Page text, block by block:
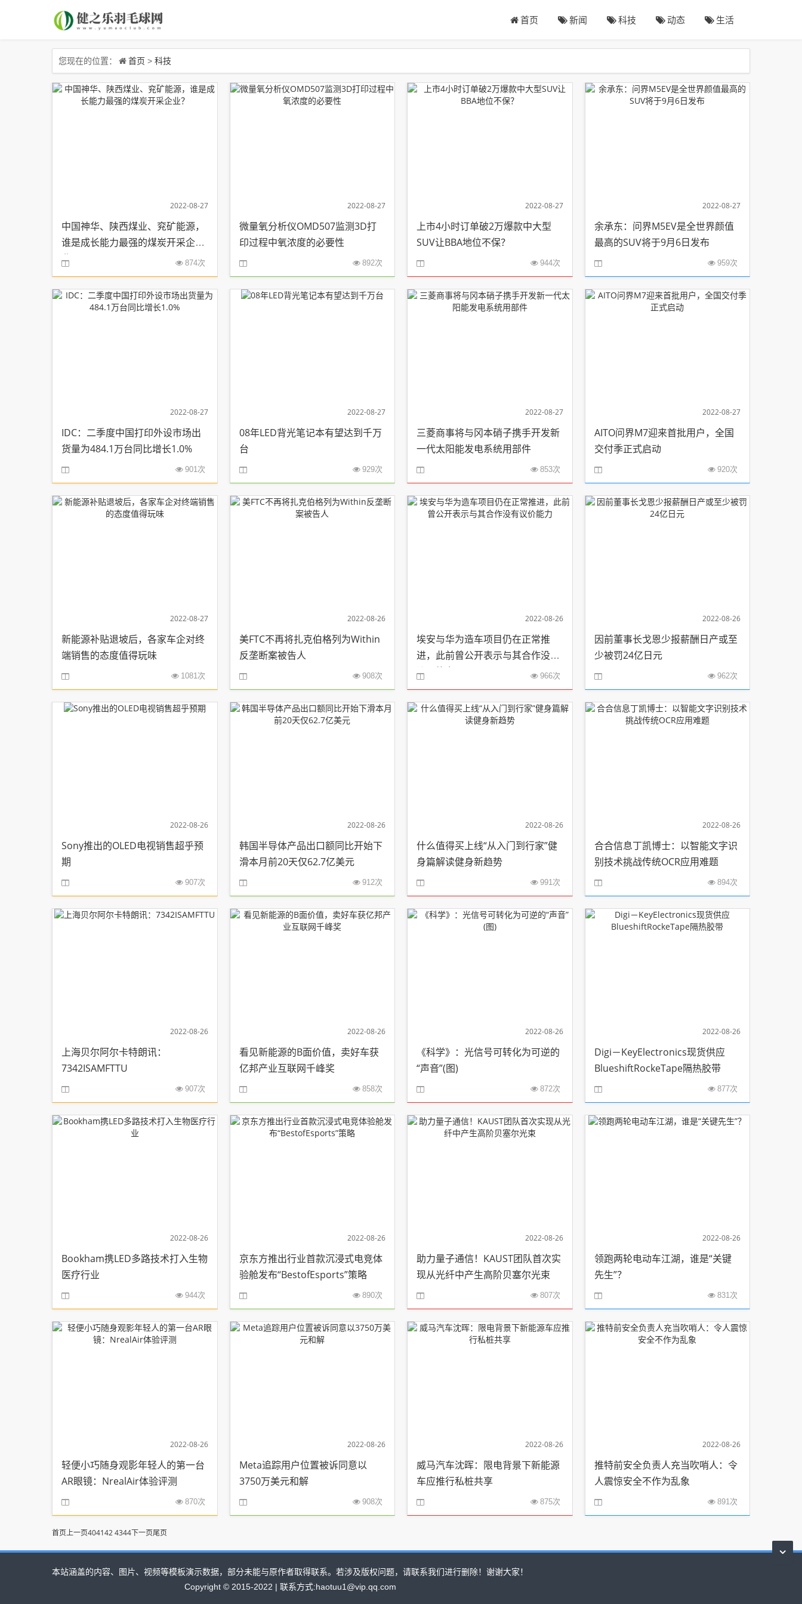
首页 新闻 科技 动态 生活
您现在的位置： 首页 > 科技
2022-08-27
中国神华、陕西煤业、兖矿能源，
谁是成长能力最强的煤炭开采企
业？
874次
2022-08-27
微量氧分析仪OMD507监测3D打
印过程中氧浓度的必要性
892次
2022-08-27
上市4小时订单破2万爆款中大型
SUV让BBA地位不保？
944次
2022-08-27
余承东：问界M5EV是全世界颜值
最高的SUV将于9月6日发布
959次
2022-08-27
IDC：二季度中国打印外设市场出
货量为484.1万台同比增长1.0%
901次
2022-08-27
08年LED背光笔记本有望达到千万
台
929次
2022-08-27
三菱商事将与冈本硝子携手开发新
一代太阳能发电系统用部件
853次
2022-08-27
AITO问界M7迎来首批用户，全国
交付季正式启动
920次
2022-08-27
新能源补贴退坡后，各家车企对终
端销售的态度值得玩味
1081次
2022-08-26
美FTC不再将扎克伯格列为Within
反垄断案被告人
908次
2022-08-26
埃安与华为造车项目仍在正常推
进，此前曾公开表示与其合作没有
议价能力
966次
2022-08-26
因前董事长戈恩少报薪酬日产或至
少被罚24亿日元
962次
2022-08-26
Sony推出的OLED电视销售超乎预
期
907次
2022-08-26
韩国半导体产品出口额同比开始下
滑本月前20天仅62.7亿美元
912次
2022-08-26
什么值得买上线“从入门到行家”健
身篇解读健身新趋势
991次
2022-08-26
合合信息丁凯博士：以智能文字识
别技术挑战传统OCR应用难题
894次
2022-08-26
上海贝尔阿尔卡特朗讯：
7342ISAMFTTU
907次
2022-08-26
看见新能源的B面价值，卖好车获
亿邦产业互联网千峰奖
858次
2022-08-26
《科学》：光信号可转化为可逆的
“声音”(图)
872次
2022-08-26
Digi－KeyElectronics现货供应
BlueshiftRockeTape隔热胶带
877次
2022-08-26
Bookham携LED多路技术打入生物
医疗行业
944次
2022-08-26
京东方推出行业首款沉浸式电竞体
验舱发布“BestofEsports”策略
890次
2022-08-26
助力量子通信！KAUST团队首次实
现从光纤中产生高阶贝塞尔光束
807次
2022-08-26
领跑两轮电动车江湖，谁是“关键
先生”？
831次
2022-08-26
轻便小巧随身观影年轻人的第一台
AR眼镜：NrealAir体验评测
870次
2022-08-26
Meta追踪用户位置被诉同意以
3750万美元和解
908次
2022-08-26
威马汽车沈晖：限电背景下新能源
车应推行私桩共享
875次
2022-08-26
推特前安全负责人充当吹哨人：令
人震惊安全不作为乱象
891次
首页上一页4041424344下一页尾页
本站涵盖的内容、图片、视频等模板演示数据，部分未能与原作者取得联系。若涉及版权问题，请联系我们进行删除！谢谢大家！
Copyright © 2015-2022 | 联系方式:haotuu1@vip.qq.com